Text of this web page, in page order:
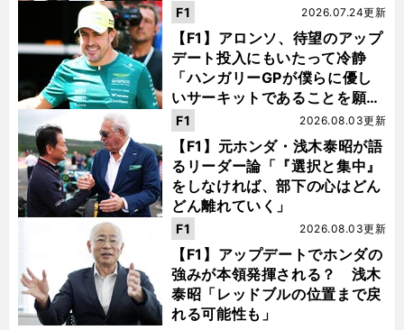
【F1】アロンソ、待望のアップ
デート投入にもいたって冷静
「ハンガリーGPが僕らに優し
いサーキットであることを願
う」
2026.07.24更新
F1
【F1】元ホンダ・浅木泰昭が語
るリーダー論「『選択と集中』
をしなければ、部下の心はどん
どん離れていく」
2026.08.03更新
F1
【F1】アップデートでホンダの
強みが本領発揮される？ 浅木
泰昭「レッドブルの位置まで戻
れる可能性も」
2026.08.03更新
F1